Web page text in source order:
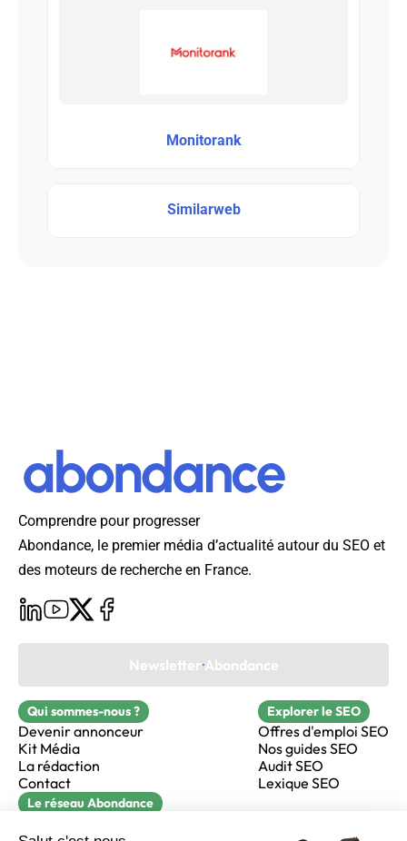
Monitorank
Similarweb
Comprendre pour progresser
Abondance, le premier média d’actualité autour du SEO et
des moteurs de recherche en France.
Newsletter Abondance
Qui sommes-nous ?
Devenir annonceur
Kit Média
La rédaction
Contact
Explorer le SEO
Offres d'emploi SEO
Nos guides SEO
Audit SEO
Lexique SEO
Le réseau Abondance